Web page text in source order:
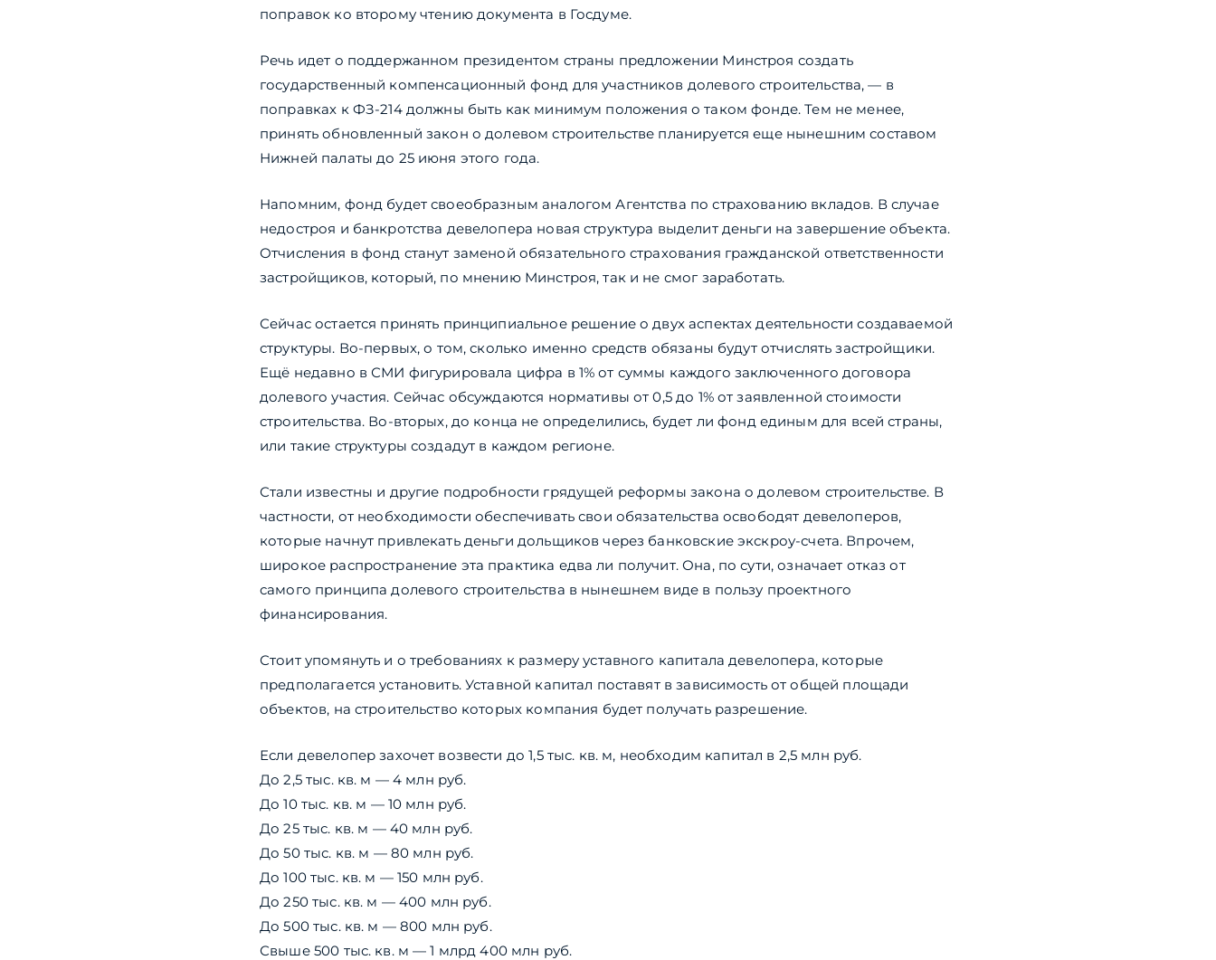
поправок ко второму чтению документа в Госдуме.
Речь идет о поддержанном президентом страны предложении Минстроя создать
государственный компенсационный фонд для участников долевого строительства, — в
поправках к ФЗ-214 должны быть как минимум положения о таком фонде. Тем не менее,
принять обновленный закон о долевом строительстве планируется еще нынешним составом
Нижней палаты до 25 июня этого года.
Напомним, фонд будет своеобразным аналогом Агентства по страхованию вкладов. В случае
недостроя и банкротства девелопера новая структура выделит деньги на завершение объекта.
Отчисления в фонд станут заменой обязательного страхования гражданской ответственности
застройщиков, который, по мнению Минстроя, так и не смог заработать.
Сейчас остается принять принципиальное решение о двух аспектах деятельности создаваемой
структуры. Во-первых, о том, сколько именно средств обязаны будут отчислять застройщики.
Ещё недавно в СМИ фигурировала цифра в 1% от суммы каждого заключенного договора
долевого участия. Сейчас обсуждаются нормативы от 0,5 до 1% от заявленной стоимости
строительства. Во-вторых, до конца не определились, будет ли фонд единым для всей страны,
или такие структуры создадут в каждом регионе.
Стали известны и другие подробности грядущей реформы закона о долевом строительстве. В
частности, от необходимости обеспечивать свои обязательства освободят девелоперов,
которые начнут привлекать деньги дольщиков через банковские экскроу-счета. Впрочем,
широкое распространение эта практика едва ли получит. Она, по сути, означает отказ от
самого принципа долевого строительства в нынешнем виде в пользу проектного
финансирования.
Стоит упомянуть и о требованиях к размеру уставного капитала девелопера, которые
предполагается установить. Уставной капитал поставят в зависимость от общей площади
объектов, на строительство которых компания будет получать разрешение.
Если девелопер захочет возвести до 1,5 тыс. кв. м, необходим капитал в 2,5 млн руб.
До 2,5 тыс. кв. м — 4 млн руб.
До 10 тыс. кв. м — 10 млн руб.
До 25 тыс. кв. м — 40 млн руб.
До 50 тыс. кв. м — 80 млн руб.
До 100 тыс. кв. м — 150 млн руб.
До 250 тыс. кв. м — 400 млн руб.
До 500 тыс. кв. м — 800 млн руб.
Свыше 500 тыс. кв. м — 1 млрд 400 млн руб.